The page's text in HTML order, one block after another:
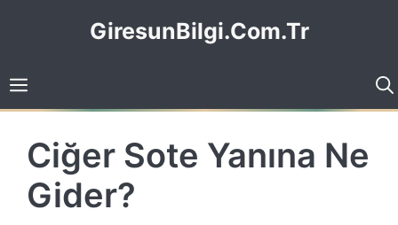
GiresunBilgi.Com.Tr
Ciğer Sote Yanına Ne
Gider?